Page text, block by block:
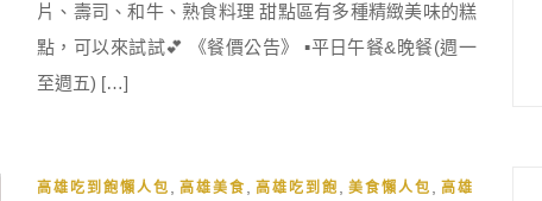
片、壽司、和牛、熟食料理 甜點區有多種精緻美味的糕
點，可以來試試💕 《餐價公告》▪️平日午餐&晚餐(週一
至週五) […]
高雄吃到飽懶人包 高雄美食 高雄吃到飽 美食懶人包
高雄